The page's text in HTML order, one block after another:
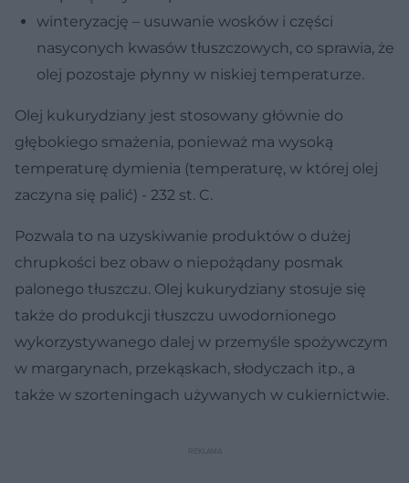
winteryzację – usuwanie wosków i części
nasyconych kwasów tłuszczowych, co sprawia, że
olej pozostaje płynny w niskiej temperaturze.
Olej kukurydziany jest stosowany głównie do
głębokiego smażenia, ponieważ ma wysoką
temperaturę dymienia (temperaturę, w której olej
zaczyna się palić) - 232 st. C.
Pozwala to na uzyskiwanie produktów o dużej
chrupkości bez obaw o niepożądany posmak
palonego tłuszczu. Olej kukurydziany stosuje się
także do produkcji tłuszczu uwodornionego
wykorzystywanego dalej w przemyśle spożywczym
w margarynach, przekąskach, słodyczach itp., a
także w szorteningach używanych w cukiernictwie.